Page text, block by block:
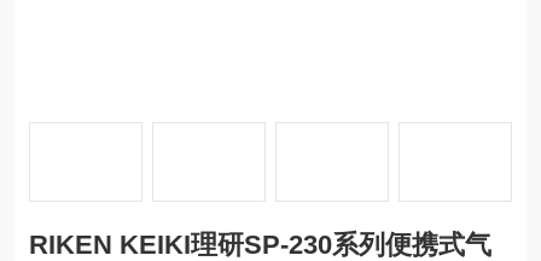
RIKEN KEIKI理研SP-230系列便携式气